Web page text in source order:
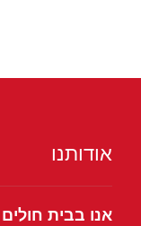
אודותנו
אנו בבית